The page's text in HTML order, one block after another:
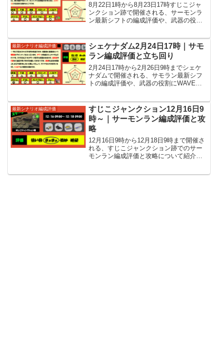
8月22日1時から8月23日17時すじこジャ
ンクション跡で開催される、サーモンラ
ン最新シフトの編成評価や、武器の役割
最新シナリオ編成評価
シェケナダム2月24日17時｜サモ
ラン編成評価と立ち回り
2月24日17時から2月26日9時までシェケ
ナダムで開催される、サモラン最新シフ
トの編成評価や、武器の役割にWAVEご
最新シナリオ編成評価
すじこジャンクション12月16日9
時～｜サーモンラン編成評価と攻
略
12月16日9時から12月18日9時まで開催さ
れる、すじこジャンクション跡でのサー
モンラン編成評価と攻略について紹介し